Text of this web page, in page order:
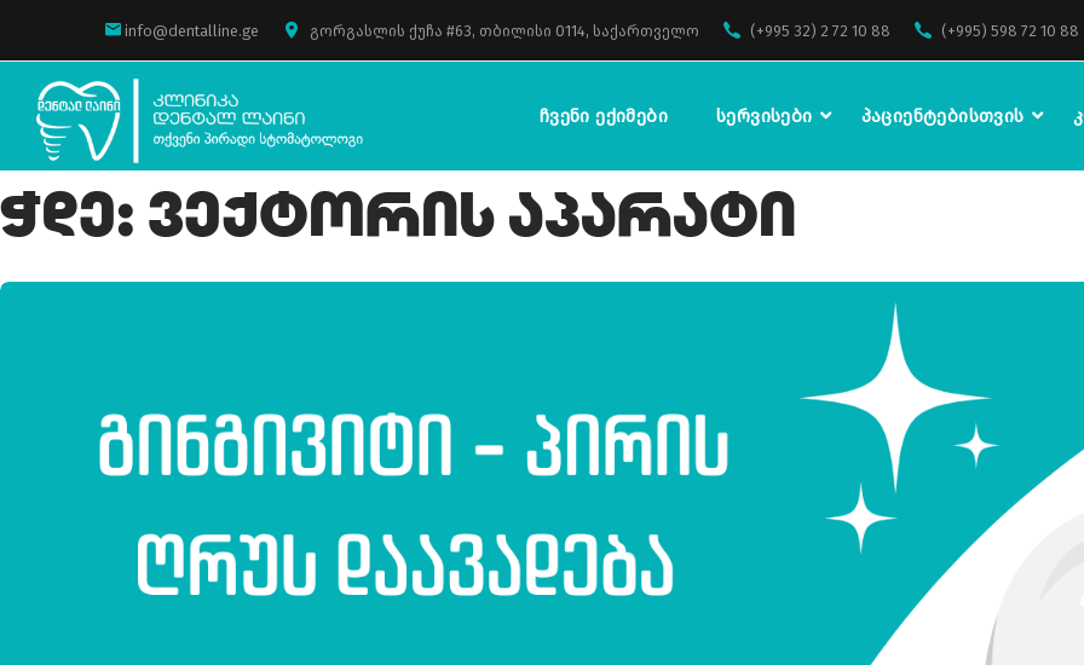
info@dentalline.ge გორგასლის ქუჩა #63, თბილისი 0114, საქართველო (+995 32) 2 72 10 88 (+995) 598 72 10 88
Ჩვენი Ექიმები Სერვისები Პაციენტებისთვის
Ჭდე:Ვექტორის Აპარატი